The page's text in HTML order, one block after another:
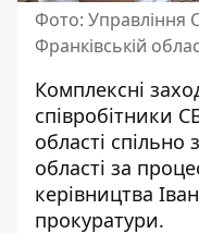
Фото: Управління
Франківській
Комплексні
співробітники
області
області за
керівництва
прокуратури.